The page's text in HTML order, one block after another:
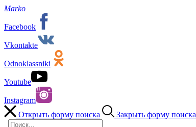
Marko
Facebook
Vkontakte
Odnoklassniki
Youtube
Instagram
Открыть форму поиска
Закрыть форму поиска